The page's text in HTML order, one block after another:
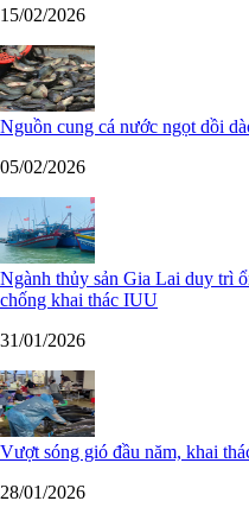
15/02/2026
Nguồn cung cá nước ngọt dồi
05/02/2026
Ngành thủy sản Gia Lai duy trì
chống khai thác IUU
31/01/2026
Vượt sóng gió đầu năm, khai
28/01/2026